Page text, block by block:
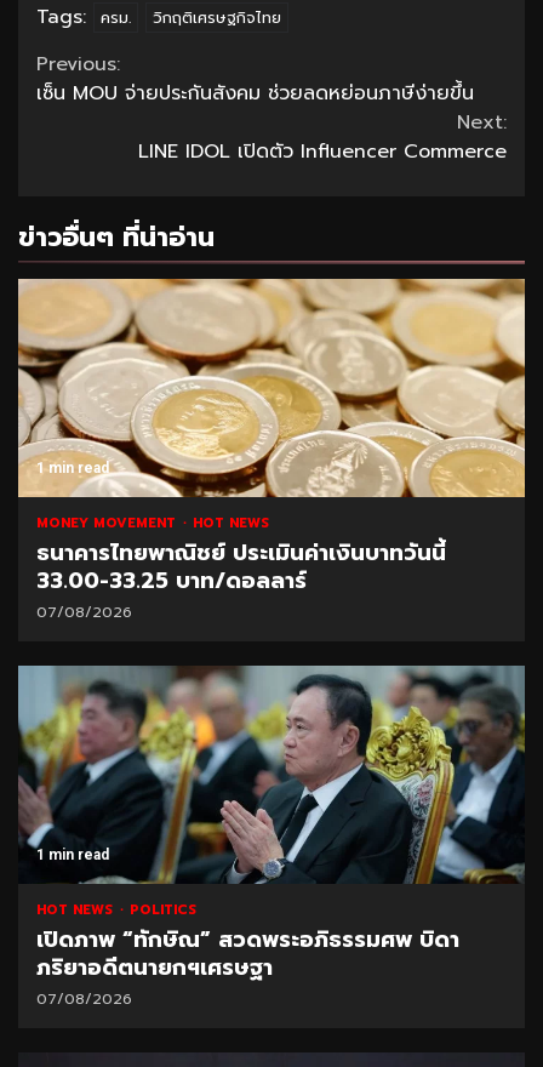
Tags: ครม. วิกฤติเศรษฐกิจไทย
Continue
Reading
Previous:
เซ็น MOU จ่ายประกันสังคม ช่วยลดหย่อนภาษีง่ายขึ้น
Next:
LINE IDOL เปิดตัว Influencer Commerce
ข่าวอื่นๆ ที่น่าอ่าน
1 min read
MONEY MOVEMENT HOT NEWS
ธนาคารไทยพาณิชย์ ประเมินค่าเงินบาทวันนี้
33.00-33.25 บาท/ดอลลาร์
07/08/2026
1 min read
HOT NEWS POLITICS
เปิดภาพ “ทักษิณ” สวดพระอภิธรรมศพ บิดา
ภริยาอดีตนายกฯเศรษฐา
07/08/2026